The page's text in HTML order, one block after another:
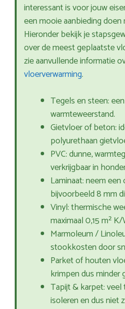
interessant is voor jouw
een mooie aanbieding doen
Hieronder bekijk je
over de meest geplaatste
zie aanvullende informatie
vloerverwarming.
Tegels en steen:
warmteweerstand.
Gietvloer of beton:
polyurethaan
PVC: dunne,
verkrijgbaar in
Laminaat: neem een
bijvoorbeeld 8 mm
Vinyl: thermische
maximaal 0,15 m²
Marmoleum /
stookkosten door
Parket of houten
krimpen dus minder
Tapijt & karpet:
isoleren en dus niet